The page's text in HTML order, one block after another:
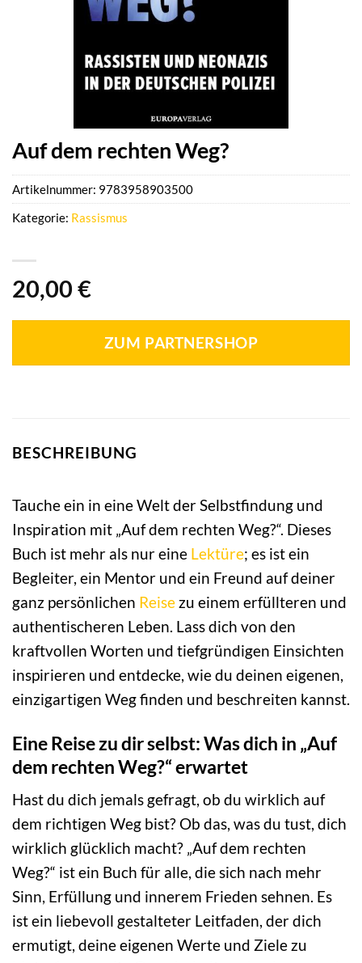
Auf dem rechten Weg?
20,00 €
ZUM PARTNERSHOP
Artikelnummer: 9783958903500
Kategorie: Rassismus
BESCHREIBUNG
Tauche ein in eine Welt der Selbstfindung und
Inspiration mit „Auf dem rechten Weg?“. Dieses
Buch ist mehr als nur eine Lektüre; es ist ein
Begleiter, ein Mentor und ein Freund auf deiner
ganz persönlichen Reise zu einem erfüllteren und
authentischeren Leben. Lass dich von den
kraftvollen Worten und tiefgründigen Einsichten
inspirieren und entdecke, wie du deinen eigenen,
einzigartigen Weg finden und beschreiten kannst.
Eine Reise zu dir selbst: Was dich in „Auf
dem rechten Weg?“ erwartet
Hast du dich jemals gefragt, ob du wirklich auf
dem richtigen Weg bist? Ob das, was du tust, dich
wirklich glücklich macht? „Auf dem rechten
Weg?“ ist ein Buch für alle, die sich nach mehr
Sinn, Erfüllung und innerem Frieden sehnen. Es
ist ein liebevoll gestalteter Leitfaden, der dich
ermutigt, deine eigenen Werte und Ziele zu